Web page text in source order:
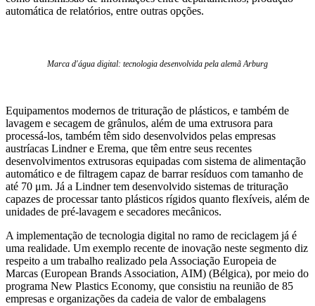
automática de relatórios, entre outras opções.
Marca d'água digital: tecnologia desenvolvida pela alemã Arburg
Equipamentos modernos de trituração de plásticos, e também de
lavagem e secagem de grânulos, além de uma extrusora para
processá-los, também têm sido desenvolvidos pelas empresas
austríacas Lindner e Erema, que têm entre seus recentes
desenvolvimentos extrusoras equipadas com sistema de alimentação
automático e de filtragem capaz de barrar resíduos com tamanho de
até 70 μm. Já a Lindner tem desenvolvido sistemas de trituração
capazes de processar tanto plásticos rígidos quanto flexíveis, além de
unidades de pré-lavagem e secadores mecânicos.
A implementação de tecnologia digital no ramo de reciclagem já é
uma realidade. Um exemplo recente de inovação neste segmento diz
respeito a um trabalho realizado pela Associação Europeia de
Marcas (European Brands Association, AIM) (Bélgica), por meio do
programa New Plastics Economy, que consistiu na reunião de 85
empresas e organizações da cadeia de valor de embalagens